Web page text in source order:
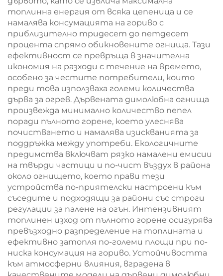
топлинна енергия от всяка цепеница и се
намалява консумацията на гориво с
приблизително тридесет до петдесет
процента спрямо обикновените огнища. Тази
ефективност се превръща в значителна
икономия на разходи с течение на времето,
особено за честите потребители, които
преди това използваха големи количества
дърва за огрев. Дървената димолюбна огнища
произвежда минимално количество пепел
поради пълното горене, което улеснява
почистването и намалява изискванията за
поддръжка между употреби. Екологичните
предимства включват рязко намалени емисии
на твърди частици и по-чист въздух в района
около огнището, което прави тези
устройства по-приятелски настроени към
съседите и подходящи за райони със строги
регулации за палене на огън. Интензивният
топлинен изход от пълното горене осигурява
превъзходно разпределение на топлината и
ефективно затопля по-големи площи при по-
ниска консумация на гориво. Устойчивостта
към атмосферни влияния, вградена в